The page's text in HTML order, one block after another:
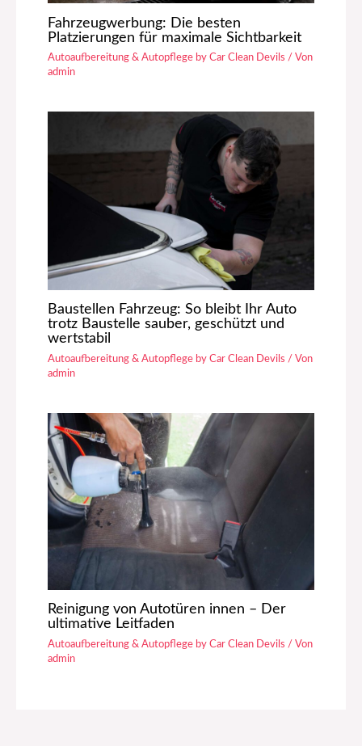
Fahrzeugwerbung: Die besten
Platzierungen für maximale Sichtbarkeit
Autoaufbereitung & Autopflege by Car Clean Devils / Von
admin
Baustellen Fahrzeug: So bleibt Ihr Auto
trotz Baustelle sauber, geschützt und
wertstabil
Autoaufbereitung & Autopflege by Car Clean Devils / Von
admin
Reinigung von Autotüren innen – Der
ultimative Leitfaden
Autoaufbereitung & Autopflege by Car Clean Devils / Von
admin